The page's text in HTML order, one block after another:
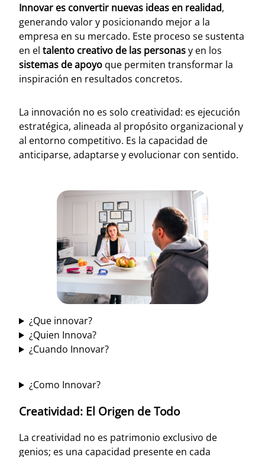
Innovar es convertir nuevas ideas en realidad,
generando valor y posicionando mejor a la
empresa en su mercado. Este proceso se sustenta
en el talento creativo de las personasy en los
sistemas de apoyo que permiten transformar la
inspiración en resultados concretos.
La innovación no es solo creatividad: es ejecución
estratégica, alineada al propósito organizacional y
al entorno competitivo. Es la capacidad de
anticiparse, adaptarse y evolucionar con sentido.
¿Que innovar?
¿Quien Innova?
¿Cuando Innovar?
¿Como Innovar?
Creatividad: El Origen de Todo
La creatividad no es patrimonio exclusivo de
genios; es una capacidad presente en cada